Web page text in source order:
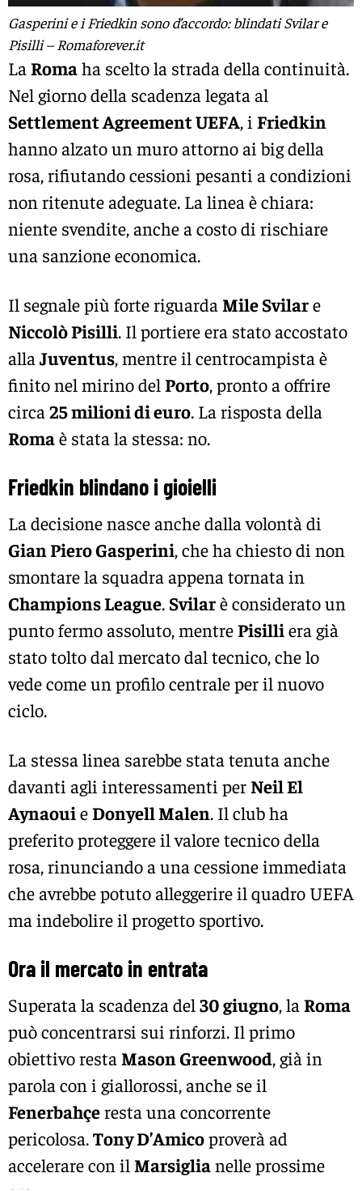
Gasperini e i Friedkin sono d’accordo: blindati Svilar e
Pisilli – Romaforever.it
La Romaha scelto la strada della continuità.
Nel giorno della scadenza legata al
Settlement Agreement UEFA, i Friedkin
hanno alzato un muro attorno ai big della
rosa, rifiutando cessioni pesanti a condizioni
non ritenute adeguate. La linea è chiara:
niente svendite, anche a costo di rischiare
una sanzione economica.
Il segnale più forte riguarda Mile Svilare
Niccolò Pisilli. Il portiere era stato accostato
alla Juventus, mentre il centrocampista è
finito nel mirino del Porto, pronto a offrire
circa 25 milioni di euro. La risposta della
Romaè stata la stessa: no.
Friedkin blindano i gioielli
La decisione nasce anche dalla volontà di
Gian Piero Gasperini, che ha chiesto di non
smontare la squadra appena tornata in
Champions League. Svilarè considerato un
punto fermo assoluto, mentrePisilliera già
stato tolto dal mercato dal tecnico, che lo
vede come un profilo centrale per il nuovo
ciclo.
La stessa linea sarebbe stata tenuta anche
davanti agli interessamenti per Neil El
AynaouieDonyell Malen. Il club ha
preferito proteggere il valore tecnico della
rosa, rinunciando a una cessione immediata
che avrebbe potuto alleggerire il quadro UEFA
ma indebolire il progetto sportivo.
Ora il mercato in entrata
Superata la scadenza del 30 giugno, la Roma
può concentrarsi sui rinforzi. Il primo
obiettivo resta Mason Greenwood, già in
parola con i giallorossi, anche se il
Fenerbahçeresta una concorrente
pericolosa.Tony D’Amicoproverà ad
accelerare con il Marsiglianelle prossime